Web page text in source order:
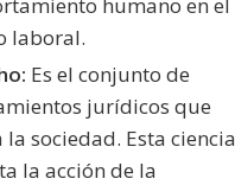
laboral.
Es el conjunto de
jurídicos que
la sociedad. Esta ciencia
la acción de la